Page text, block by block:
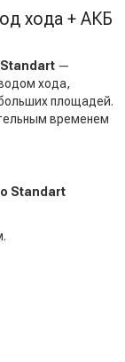
хода + АКБ
—
хода,
площадей.
временем
Standart